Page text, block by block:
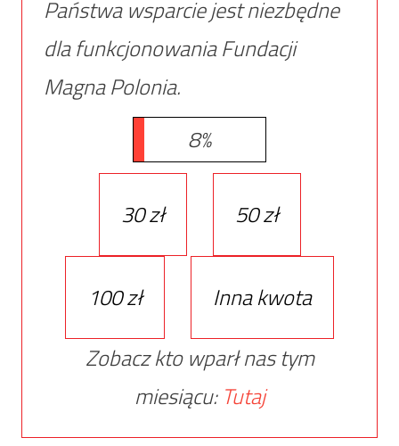
Państwa wsparcie jest niezbędne
dla funkcjonowania Fundacji
Magna Polonia.
8%
30 zł 50 zł
100 zł
Inna kwota
Zobacz kto wparł nas tym
miesiącu: Tutaj